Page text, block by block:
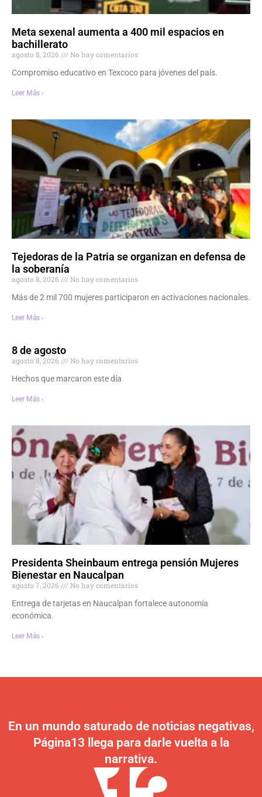
Meta sexenal aumenta a 400 mil espacios en
bachillerato
agosto 8, 2026
No hay comentarios
Compromiso educativo en Texcoco para jóvenes del país.
Leer Más ›
Tejedoras de la Patria se organizan en defensa de
la soberanía
agosto 8, 2026
No hay comentarios
Más de 2 mil 700 mujeres participaron en activaciones nacionales.
Leer Más ›
8 de agosto
agosto 8, 2026
No hay comentarios
Hechos que marcaron este día
Leer Más ›
Presidenta Sheinbaum entrega pensión Mujeres
Bienestar en Naucalpan
agosto 7, 2026
No hay comentarios
Entrega de tarjetas en Naucalpan fortalece autonomía
económica.
Leer Más ›
En un mundo saturado de noticias negativas,
Página13 llega para darle vuelta a la
narrativa.